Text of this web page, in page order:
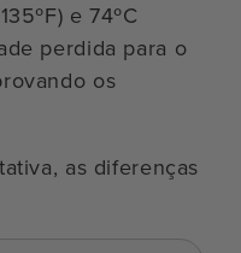
e 74ºC
perdida para o
os
as diferenças